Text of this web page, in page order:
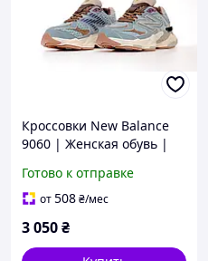
Кроссовки New Balance
9060 | Женская обувь |
спортивная для прогулок
Готово к отправке
от508₴/мес
3 050₴